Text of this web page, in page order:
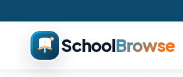
SchoolBrowse